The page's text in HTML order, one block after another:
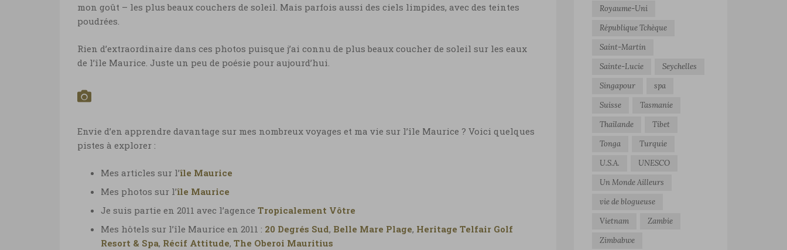
Marie-Ange Ostré
Photo coucher de soleil sûr l’île Maurice ©
Marie-Ange Ostré
mon goût – les plus beaux couchers de soleil. Mais parfois aussi des ciels limpides, avec des teintes
poudrées.
Rien d’extraordinaire dans ces photos puisque j’ai connu de plus beaux coucher de soleil sur les eaux
de l’île Maurice. Juste un peu de poésie pour aujourd’hui.
Envie d’en apprendre davantage sur mes nombreux voyages et ma vie sur l’île Maurice ? Voici quelques
pistes à explorer :
Mes articles sur l’île Maurice
Mes photos sur l’île Maurice
Je suis partie en 2011 avec l’agence Tropicalement Vôtre
Mes hôtels sur l’île Maurice en 2011 : 20 Degrés Sud, Belle Mare Plage, Heritage Telfair Golf
Resort & Spa, Récif Attitude, The Oberoi Mauritius
Royaume-Uni
République Tchèque
Saint-Martin
Sainte-Lucie
Seychelles
Singapour
spa
Suisse
Tasmanie
Thaïlande
Tibet
Tonga
Turquie
U.S.A.
UNESCO
Un Monde Ailleurs
vie de blogueuse
Vietnam
Zambie
Zimbabwe